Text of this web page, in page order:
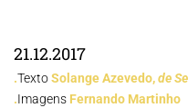
21.12.2017
.TextoSolange Azevedo,de
.Imagens Fernando Martinho